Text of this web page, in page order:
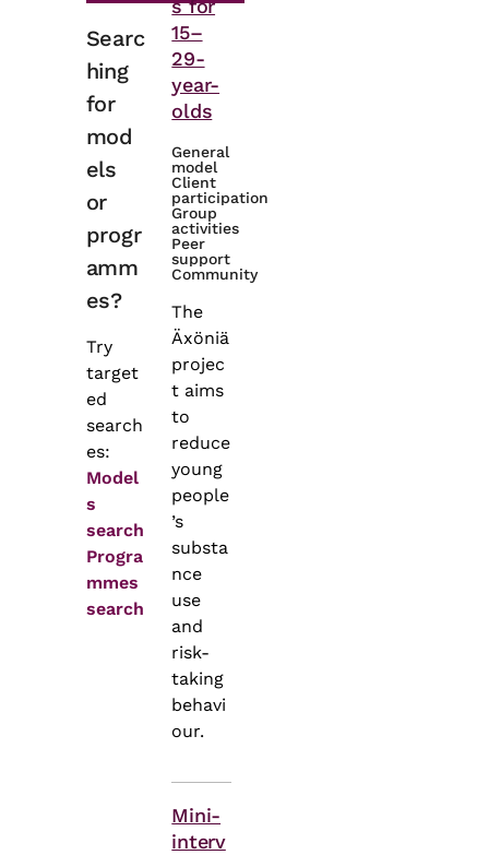
Searc
hing
for
mod
els
or
progr
amm
es?
Try
target
ed
search
es:
Model
s
search
Progra
mmes
search
s for
15–
29-
year-
olds
General
model
Client
participation
Group
activities
Peer
support
Community
The
Äxöniä
projec
t aims
to
reduce
young
people
’s
substa
nce
use
and
risk-
taking
behavi
our.
Mini-
interv